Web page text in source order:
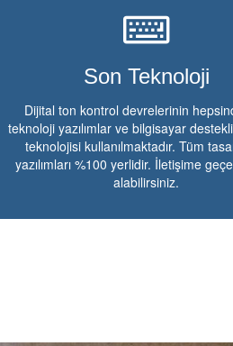
Son Teknoloji
Dijital ton kontrol devrelerinin
teknoloji yazılımlar ve bilgisayar
teknolojisi kullanılmaktadır. Tüm
yazılımları %100 yerlidir. İletişime
alabilirsiniz.